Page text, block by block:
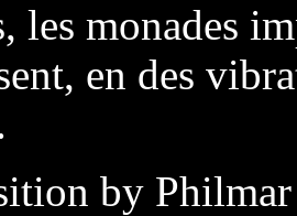
les monades
en des
by Philmar